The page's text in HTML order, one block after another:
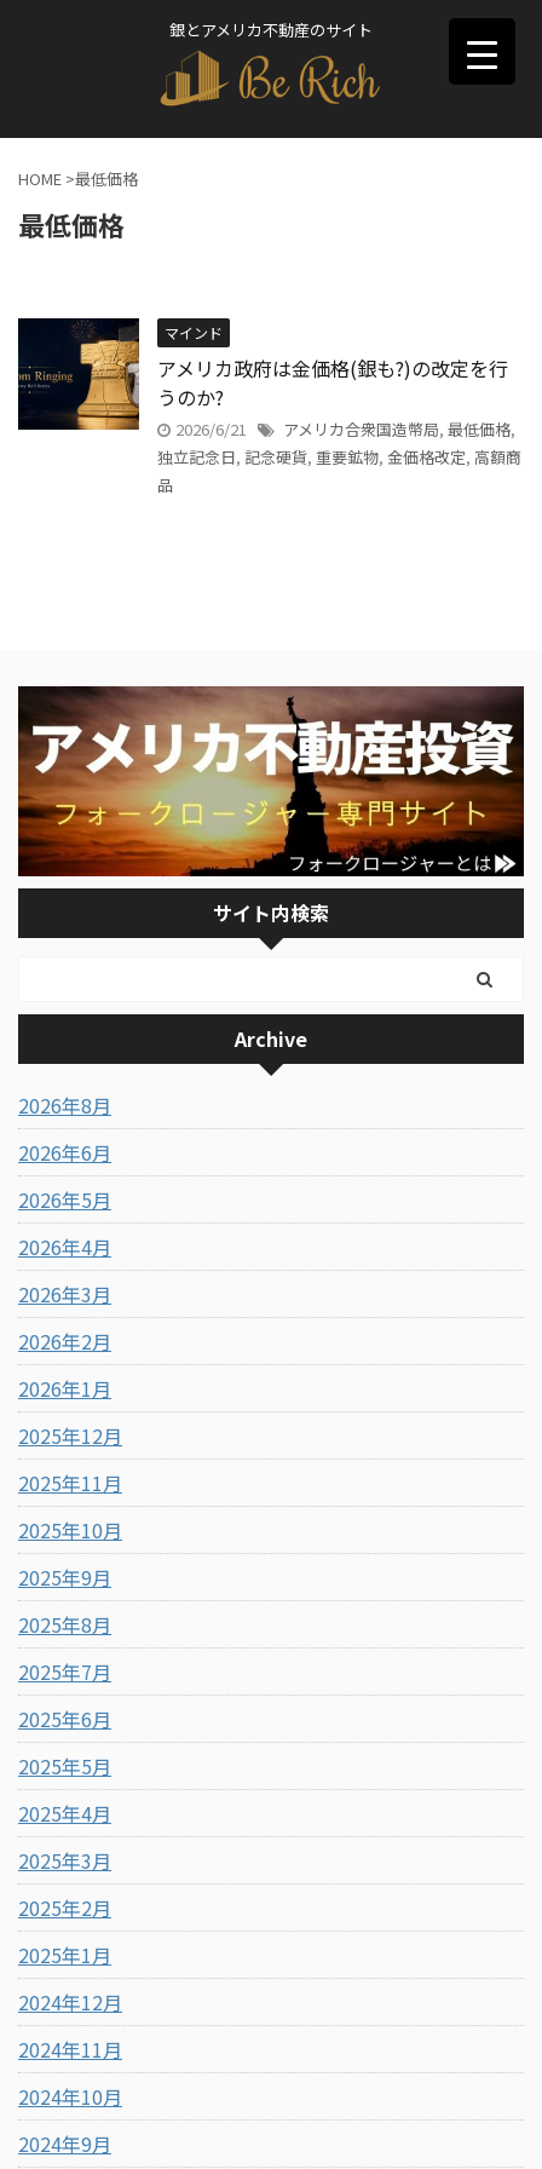
銀とアメリカ不動産のサイト
HOME >最低価格
最低価格
マインド
アメリカ政府は金価格(銀も?)の改定を行
うのか?
2026/6/21 アメリカ合衆国造幣局, 最低価格,
独立記念日, 記念硬貨, 重要鉱物, 金価格改定, 高額商
品
サイト内検索
Archive
2026年8月
2026年6月
2026年5月
2026年4月
2026年3月
2026年2月
2026年1月
2025年12月
2025年11月
2025年10月
2025年9月
2025年8月
2025年7月
2025年6月
2025年5月
2025年4月
2025年3月
2025年2月
2025年1月
2024年12月
2024年11月
2024年10月
2024年9月